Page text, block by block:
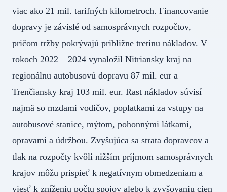
viac ako 21 mil. tarifných kilometroch. Financovanie
dopravy je závislé od samosprávnych rozpočtov,
pričom tržby pokrývajú približne tretinu nákladov. V
rokoch 2022 – 2024 vynaložil Nitriansky kraj na
regionálnu autobusovú dopravu 87 mil. eur a
Trenčiansky kraj 103 mil. eur. Rast nákladov súvisí
najmä so mzdami vodičov, poplatkami za vstupy na
autobusové stanice, mýtom, pohonnými látkami,
opravami a údržbou. Zvyšujúca sa strata dopravcov a
tlak na rozpočty kvôli nižším príjmom samosprávnych
krajov môžu prispieť k negatívnym obmedzeniam a
viesť k zníženiu počtu spojov alebo k zvyšovaniu cien